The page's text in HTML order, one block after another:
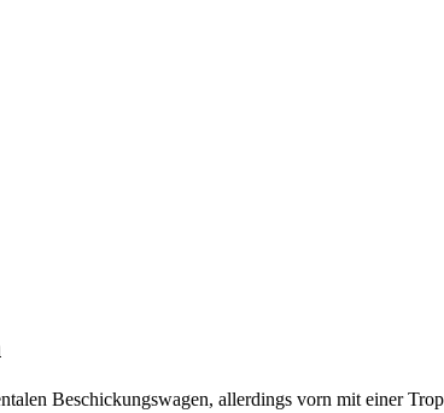
Beschickungswagen, allerdings vorn mit einer